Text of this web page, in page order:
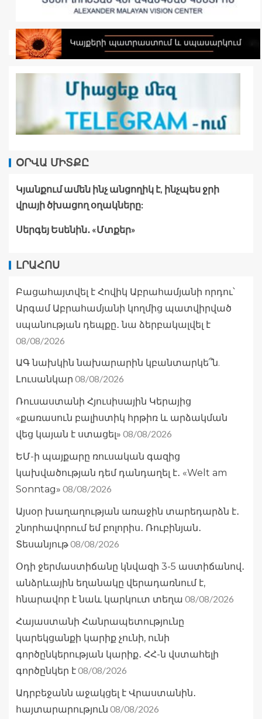
ՕՐՎԱ ՄԻՏՔԸ
Կյանքում ամեն ինչ անցողիկ է, ինչպես ջրի
վրայի ծխացող օղակները:
Սերգեյ Եսենին․ «Մտքեր»
ԼՐԱՀՈՍ
Բացահայտվել է Հովիկ Աբրահամյանի որդու՝
Արգամ Աբրահամյանի կողմից պատվիրված
սպանության դեպքը․ նա ձերբակալվել է
08/08/2026
ԱԳ նախկին նախարարին կբանտարկե՞ն.
Լուսանկար 08/08/2026
Ռուսաստանի Հյուսիսային Կերայից
«քառասուն բալիստիկ հրթիռ և արձակման
վեց կայան է ստացել» 08/08/2026
ԵՄ-ի պայքարը ռուսական գազից
կախվածության դեմ դանդաղել է․ «Welt am
Sonntag» 08/08/2026
Այսօր խաղաղության առաջին տարեդարձն է․
շնորհավորում եմ բոլորիս․ Ռուբինյան․
Տեսանյութ08/08/2026
Օդի ջերմաստիճանը կնվազի 3-5 աստիճանով․
անձրևային եղանակը վերադառնում է,
հնարավոր է նաև կարկուտ տեղա 08/08/2026
Հայաստանի Հանրապետությունը
կարեկցանքի կարիք չունի, ունի
գործընկերության կարիք․ ՀՀ-ն վստահելի
գործընկեր է08/08/2026
Ադրբեջանն աջակցել է Վրաստանին․
հայտարարություն 08/08/2026